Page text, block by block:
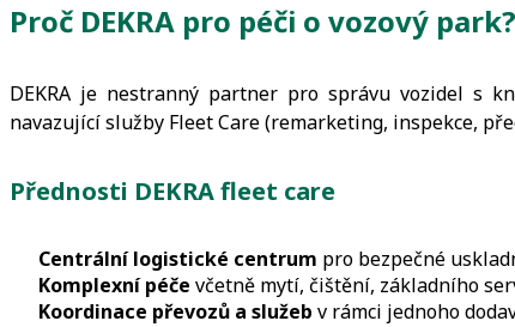
Proč DEKRA pro péči o vozový park?
DEKRA je nestranný partner pro správu vozidel s
navazující služby Fleet Care (remarketing, inspekce,
Přednosti DEKRA fleet care
Centrální logistické centrum pro bezpečné
Komplexní péče včetně mytí, čištění, základního
Koordinace převozů a služeb v rámci jednoho